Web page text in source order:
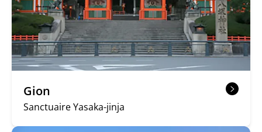
Gion
Sanctuaire Yasaka-jinja